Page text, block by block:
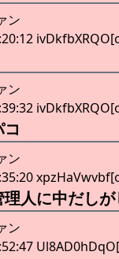
ン
ン
ン
人に中だし
ン